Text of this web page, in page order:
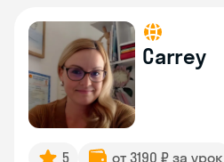
Carrey
5 от 3190 ₽ за урок